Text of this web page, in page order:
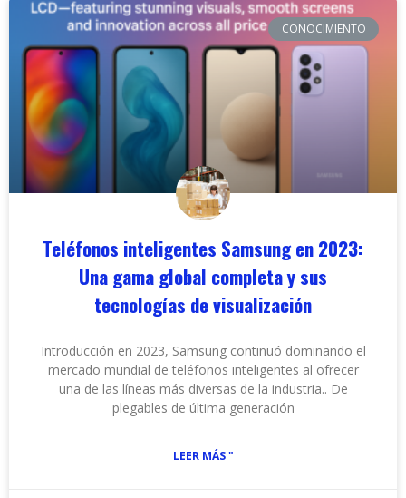
CONOCIMIENTO
Teléfonos inteligentes Samsung en 2023:
Una gama global completa y sus
tecnologías de visualización
Introducción en 2023, Samsung continuó dominando el
mercado mundial de teléfonos inteligentes al ofrecer
una de las líneas más diversas de la industria.. De
plegables de última generación
LEER MÁS "